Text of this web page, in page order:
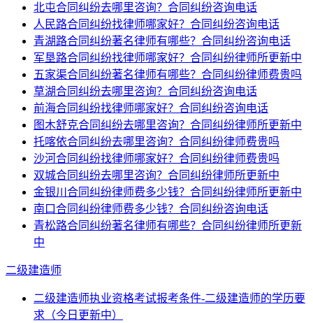
北屯合同纠纷去哪里咨询？合同纠纷咨询电话
人民路合同纠纷找律师哪家好？合同纠纷咨询电话
青湖路合同纠纷著名律师有哪些？合同纠纷咨询电话
军垦路合同纠纷找律师哪家好？合同纠纷律师所更新中
五家渠合同纠纷著名律师有哪些？合同纠纷律师费贵吗
草湖合同纠纷去哪里咨询？合同纠纷咨询电话
前海合同纠纷找律师哪家好？合同纠纷咨询电话
图木舒克合同纠纷去哪里咨询？合同纠纷律师所更新中
托喀依合同纠纷去哪里咨询？合同纠纷律师费贵吗
沙河合同纠纷找律师哪家好？合同纠纷律师费贵吗
双城合同纠纷去哪里咨询？合同纠纷律师所更新中
金银川合同纠纷律师费多少钱？合同纠纷律师所更新中
南口合同纠纷律师费多少钱？合同纠纷咨询电话
青松路合同纠纷著名律师有哪些？合同纠纷律师所更新
中
二级建造师
二级建造师执业资格考试报考条件-二级建造师的学历要
求（今日更新中）